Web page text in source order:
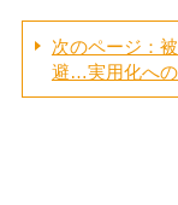
次のページ：
避…実用化へ